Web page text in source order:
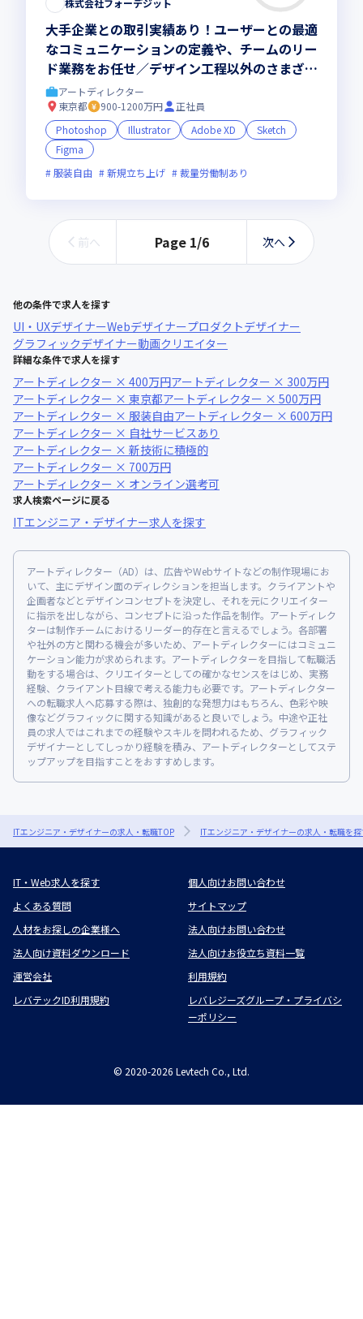
株式会社フォーデジット
大手企業との取引実績あり！ユーザーとの最適
なコミュニケーションの定義や、チームのリー
ド業務をお任せ／デザイン工程以外のさまざま
な業務にも挑戦可能
アートディレクター
東京都
900-1200万円
正社員
Photoshop
Illustrator Adobe XD
Sketch
Figma
服装自由
新規立ち上げ 裁量労働制あり
前へ Page 1/6 次へ
他の条件で求人を探す
UI・UXデザイナーWebデザイナープロダクトデザイナー
グラフィックデザイナー動画クリエイター
詳細な条件で求人を探す
アートディレクター × 400万円アートディレクター × 300万円
アートディレクター × 東京都アートディレクター × 500万円
アートディレクター × 服装自由アートディレクター × 600万円
アートディレクター × 自社サービスあり
アートディレクター × 新技術に積極的
アートディレクター × 700万円
アートディレクター × オンライン選考可
求人検索ページに戻る
ITエンジニア・デザイナー求人を探す
アートディレクター（AD）は、広告やWebサイトなどの制作現場にお
いて、主にデザイン面のディレクションを担当します。クライアントや
企画者などとデザインコンセプトを決定し、それを元にクリエイター
に指示を出しながら、コンセプトに沿った作品を制作。アートディレク
ターは制作チームにおけるリーダー的存在と言えるでしょう。各部署
や社外の方と関わる機会が多いため、アートディレクターにはコミュニ
ケーション能力が求められます。アートディレクターを目指して転職活
動をする場合は、クリエイターとしての確かなセンスをはじめ、実務
経験、クライアント目線で考える能力も必要です。アートディレクター
への転職求人へ応募する際は、独創的な発想力はもちろん、色彩や映
像などグラフィックに関する知識があると良いでしょう。中途や正社
員の求人ではこれまでの経験やスキルを問われるため、グラフィック
デザイナーとしてしっかり経験を積み、アートディレクターとしてステ
ップアップを目指すことをおすすめします。
ITエンジニア・デザイナーの求人・転職TOP ITエンジニア・デザイナーの求人・転職を
IT・Web求人を探す
個人向けお問い合わせ
よくある質問
サイトマップ
人材をお探しの企業様へ
法人向けお問い合わせ
法人向け資料ダウンロード
法人向けお役立ち資料一覧
運営会社
利用規約
レバテックID利用規約
レバレジーズグループ・プライバシ
ーポリシー
© 2020-2026 Levtech Co., Ltd.